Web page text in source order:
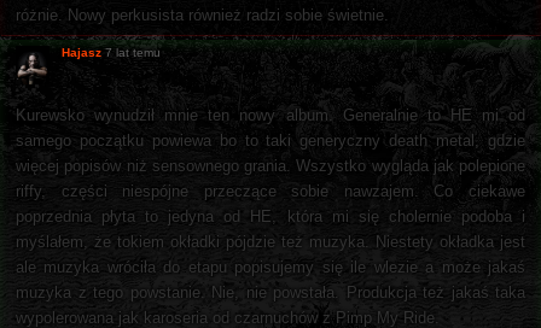
różnie. Nowy perkusista również radzi sobie świetnie.
Hajasz 7 lat temu
Kurewsko wynudził mnie ten nowy album. Generalnie to HE mi od
samego początku powiewa bo to taki generyczny death metal, gdzie
więcej popisów niż sensownego grania. Wszystko wygląda jak polepione
riffy, części niespójne przeczące sobie nawzajem. Co ciekawe
poprzednia płyta to jedyna od HE, która mi się cholernie podoba i
myślałem, że tokiem okładki pójdzie też muzyka. Niestety okładka jest
ale muzyka wróciła do etapu popisujemy się ile wlezie a może jakaś
muzyka z tego powstanie. Nie, nie powstała. Produkcja też jakaś taka
wypolerowana jak karoseria od czarnuchów z Pimp My Ride.